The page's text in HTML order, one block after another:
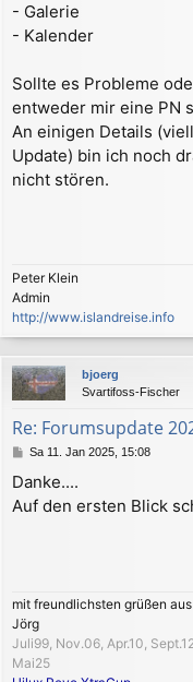
- Galerie
- Kalender
Sollte es Probleme
entweder mir eine PN
An einigen Details
Update) bin ich noch
nicht stören.
Peter Klein
Admin
http://www.islandreise.info
bjoerg
Svartifoss-Fischer
Re: Forumsupdate
B
i
t
Sa 11. Jan 2025, 15:08
Danke....
Auf den ersten Blick
mit freundlichsten grüßen
Jörg
Juli99, Nov.06, Apr.10,
Mai25